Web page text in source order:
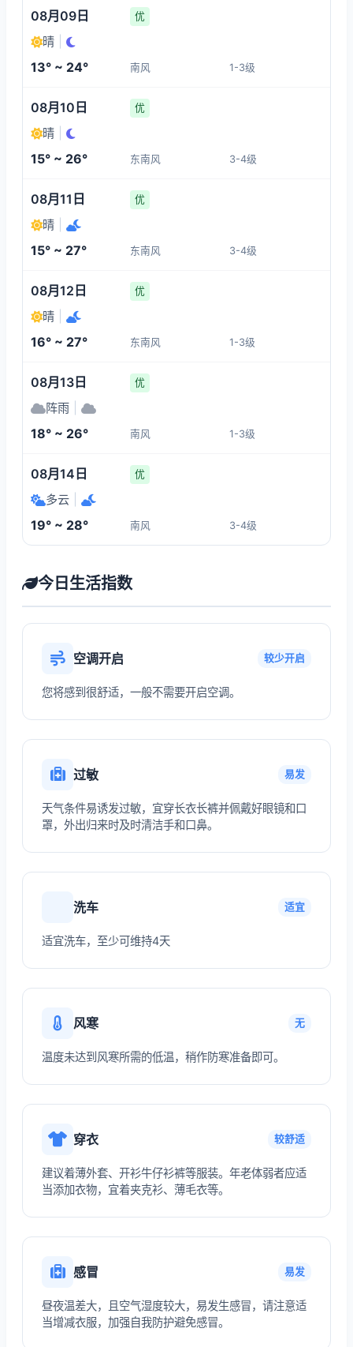
20°
1-3 3-4
16:00
21°
17:00
3-4
08月09日 优
晴
13° ~ 24° 南风 1-3级
08月10日 优
晴
15° ~ 26° 东南风 3-4级
08月11日 优
晴
15° ~ 27° 东南风 3-4级
08月12日 优
晴
16° ~ 27° 东南风 1-3级
08月13日 优
阵雨
18° ~ 26° 南风 1-3级
08月14日 优
多云
19° ~ 28° 南风 3-4级
今日生活指数
空调开启 较少开启
您将感到很舒适，一般不需要开启空调。
过敏 易发
天气条件易诱发过敏，宜穿长衣长裤并佩戴好眼镜和口
罩，外出归来时及时清洁手和口鼻。
洗车 适宜
适宜洗车，至少可维持4天
风寒 无
温度未达到风寒所需的低温，稍作防寒准备即可。
穿衣 较舒适
建议着薄外套、开衫牛仔衫裤等服装。年老体弱者应适
当添加衣物，宜着夹克衫、薄毛衣等。
感冒 易发
昼夜温差大，且空气湿度较大，易发生感冒，请注意适
当增减衣服，加强自我防护避免感冒。